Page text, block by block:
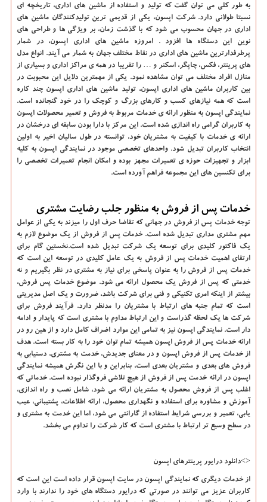
به طور کلی می توان گفت که تولید و استفاده از ماشین های اداری، تاریخچه ای
نسبتا طولانی دارد. شرکت اپسون، یکی از قدیمی ترین تولیدکنندگان ماشین های
اداری در جهان محسوب می شود که با گذشت زمان، بر ویژگی ها و طراحی های
نوین این دستگاه ها افزود . امروزه ماشین های اداری اپسون، در شمار
پرطرفدارترین ماشین های اداری در نقاط مختلف جهان به شمار می آیند. انواع مدل
های پرینتر، فکس، چاپگر، اسکنر و … را تقریبا در همه ی مراکز اداری و بسیاری از
منازل افراد مختلف می توان مشاهده نمود. یکی از مهمترین دلایل این محبوبت در
بین کاربران ماشین های اداری اپسون، تولید ماشین های اداری اپسون چند کاره
است که همه نیازهای کسب و کارهای بزرگ و کوچک را در خود گنجانده است.
نمایندگی اپسون به منظور ارائه ی خدمات مربوط به فروش و تعمیر محصولات اپسون
به کاربران گرامی راه اندازی شده است. این مرکز با دارا بودن سابقه ای درخشان در
ارائه ی خدمات با کیفیت به مشتریان خود، توانسته در طول سالیان اخیر به اولین
انتخاب کاربران تبدیل شود. واحدهای تخصصی موجود در نمایندگی اپسون به کلیه
ابزار و تجهیزات حوزه ی تعمیرات مجهز بوده و امکان انجام تعمیرات تخصصی را
برای تکنسین های این مجموعه فراهم آورده است.
خدمات پس از فروش به منظور جلب رضایت مشتری
توجه خدمات پس از فروش در جهانی که تقاضا حرف اول را میزند به یکی از عوامل
مهم مشتری مداری تبدیل شده است. خدمات پس از فروش از یک موضوع لازم به
یک فاکتور کلیدی برای توسعه یک شرکت تبدیل شده است.نخستین گام برای
ارتقای اهمیت خدمات پس از فروش به یک عامل کلیدی در توسعه این است که
خدمات پس از فروش را به عنوان پاسخی برای نیاز به مشتری در نظر بگیریم و نه
خدمتی که پس از فروش یک محصول ارائه می شود. موضوع خدمات پس فروش،
بیشتر از اینکه امری تکنیکی و فنی برای شرکت باشد، ضرورت و یک اصل مدیریتی
است که تمام جنبه های ارتباط با مشتریان را مدنظر دارد. فرآیند فروش برای
شرکت ها یک لحظه گذراست و این ارتباط مداوم با مشتری است که پایدار و ادامه
دار است. نمایندگی اپسون نیز به تمامی این موارد اضراف کامل دارد و از هین رو در
ارائه خدمات پس از فروش اپسون همیشه تمام توان خود را به کار بسته است. هدف
از خدمات پس از فروش اپسون و در معنای جدیدش، خدمت به مشتری، دستیابی به
فروش های بعدی و مشتریان بعدی است، بنابراین و با این نگرش همیشه نمایندگی
اپسون در ارائه خدمت پس از فروش از هیچ تلاشی فروگذار نبوده است. خدماتی که
اغلب پس از فروش محصول به مشتریان ارائه می شود، شامل نصب و راه اندازی،
آموزش و مشاوره برای استفاده و نگهداری محصول، ارائه اطلاعات، پشتیبانی، عیب
یابی، تعمیر و بررسی شرایط استفاده از گارانتی می شود، اما این خدمت به مشتری و
در سطح وسیع تر ارتباط با مشتری است که کار شرکت را تداوم می بخشد.
<>دانلود درایور پرینترهای اپسون
از خدمات دیگری که نمایندگی اپسون در سایت اپسون قرار داده است این است که
کاربران عزیز می توانند در صورتی که درایور دستگاه های خود را ندارند با وارد